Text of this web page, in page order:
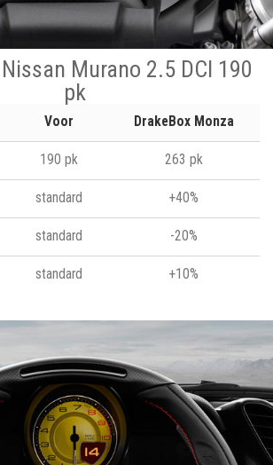
Murano 2.5 DCI 190
pk
Voor DrakeBox Monza
190 pk 263 pk
standard +40%
standard -20%
standard +10%